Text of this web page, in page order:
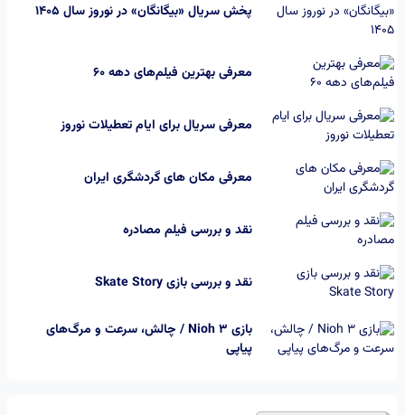
پخش سریال «بیگانگان» در نوروز سال ۱۴۰۵
معرفی بهترین فیلم‌های دهه ۶۰
معرفی سریال برای ایام تعطیلات نوروز
معرفی مکان های گردشگری ایران
نقد و بررسی فیلم مصادره
نقد و بررسی بازی Skate Story
بازی Nioh 3 / چالش، سرعت و مرگ‌های
پیاپی